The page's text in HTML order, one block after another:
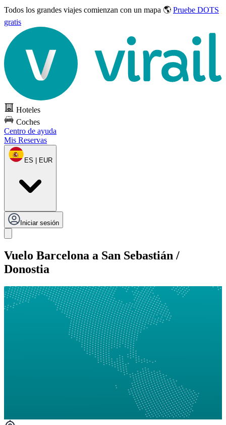
Todos los grandes viajes comienzan con un mapa 🌎 Pruebe DOTS
gratis
Hoteles
Coches
Centro de ayuda
Mis Reservas
ES | EUR
Iniciar sesión
Vuelo Barcelona a San Sebastián /
Donostia